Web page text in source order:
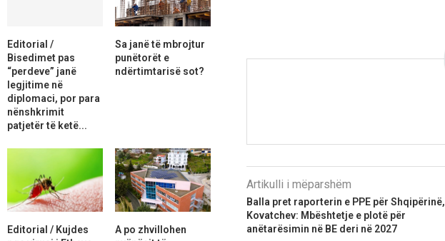
Artikulli i mëparshëm
Balla pret raporterin e PPE për Shqipërinë,
Kovatchev: Mbështetje e plotë për
anëtarësimin në BE deri në 2027
Editorial /
Bisedimet pas
“perdeve” janë
legjitime në
diplomaci, por para
nënshkrimit
patjetër të ketë...
Sa janë të mbrojtur
punëtorët e
ndërtimtarisë sot?
Editorial / Kujdes
A po zhvillohen